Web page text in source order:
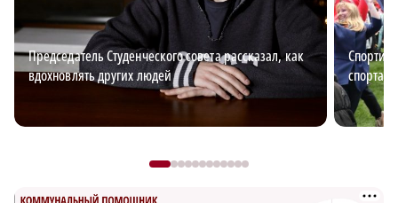
Председатель Студенческого совета рассказал, как
вдохновлять других людей
спорта,